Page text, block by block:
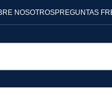
NOSOTROSPREGUNTAS